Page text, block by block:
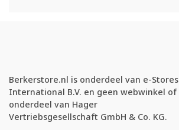
Berkerstore.nl is onderdeel van e-Stores
International B.V. en geen webwinkel of
onderdeel van Hager
Vertriebsgesellschaft GmbH & Co. KG.